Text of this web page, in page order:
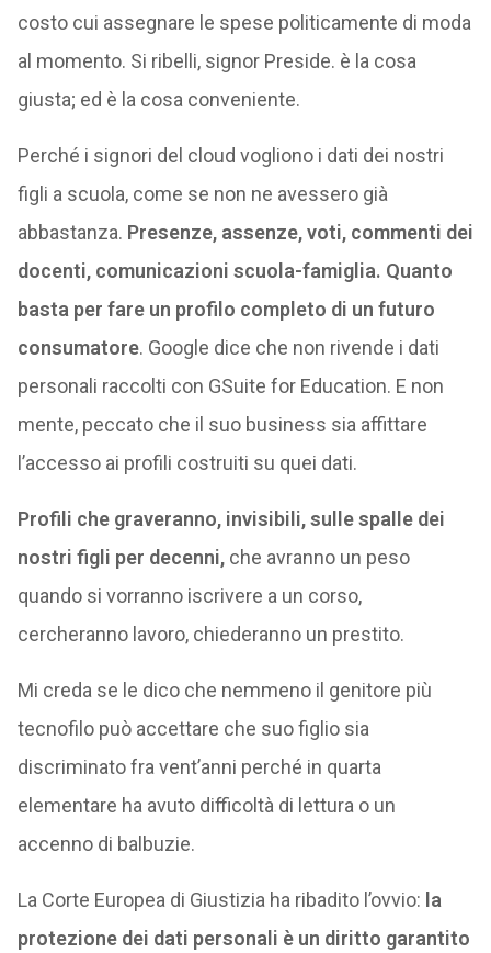
costo cui assegnare le spese politicamente di moda
al momento. Si ribelli, signor Preside. è la cosa
giusta; ed è la cosa conveniente.
Perché i signori del cloud vogliono i dati dei nostri
figli a scuola, come se non ne avessero già
abbastanza. Presenze, assenze, voti, commenti dei
docenti, comunicazioni scuola-famiglia. Quanto
basta per fare un profilo completo di un futuro
consumatore. Google dice che non rivende i dati
personali raccolti con GSuite for Education. E non
mente, peccato che il suo business sia affittare
l’accesso ai profili costruiti su quei dati.
Profili che graveranno, invisibili, sulle spalle dei
nostri figli per decenni,che avranno un peso
quando si vorranno iscrivere a un corso,
cercheranno lavoro, chiederanno un prestito.
Mi creda se le dico che nemmeno il genitore più
tecnofilo può accettare che suo figlio sia
discriminato fra vent’anni perché in quarta
elementare ha avuto difficoltà di lettura o un
accenno di balbuzie.
La Corte Europea di Giustizia ha ribadito l’ovvio: la
protezione dei dati personali è un diritto garantito